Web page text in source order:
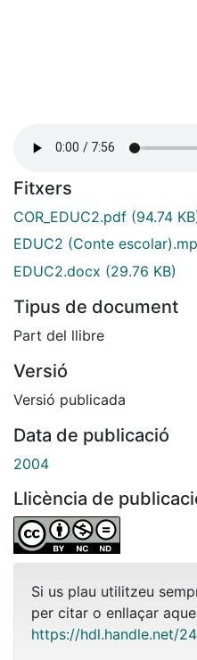
Fitxers
COR_EDUC2.pdf (94.74
EDUC2 (Conte
EDUC2.docx (29.76 KB)
Tipus de document
Part del llibre
Versió
Versió publicada
Data de publicació
2004
Llicència de
Si us plau utilitzeu
per citar o enllaçar
https://hdl.handle.net/